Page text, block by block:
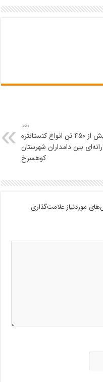
بعد
توزیع بیش از ۴۵۰ تن انواع کنستانتره
بین دامداران شهرستان
کوهسرخ
موردنیاز علامت‌گذاری